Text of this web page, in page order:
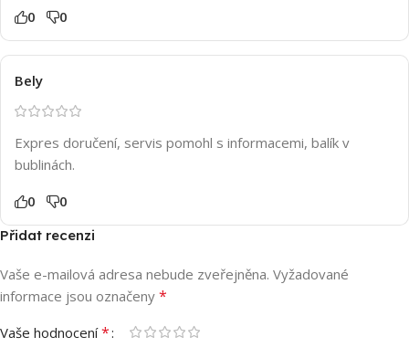
0 0
Bely
Expres doručení, servis pomohl s informacemi, balík v
bublinách.
0 0
Přidat recenzi
Vaše e-mailová adresa nebude zveřejněna. Vyžadované
informace jsou označeny *
Vaše hodnocení*